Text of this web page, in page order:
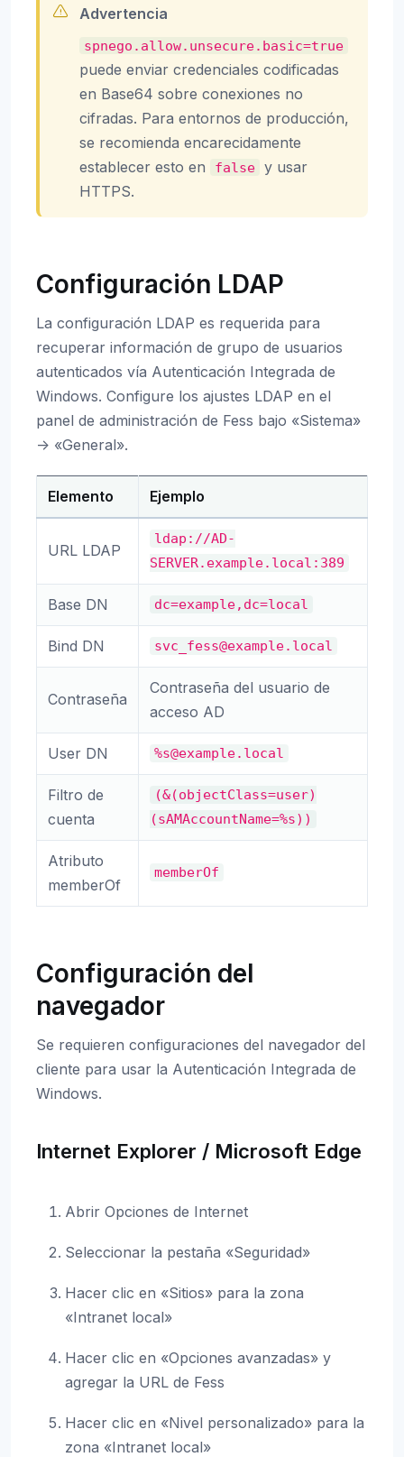
Advertencia
spnego.allow.unsecure.basic=true
puede enviar credenciales codificadas
en Base64 sobre conexiones no
cifradas. Para entornos de producción,
se recomienda encarecidamente
establecer esto en
false y usar
HTTPS.
Configuración LDAP
La configuración LDAP es requerida para
recuperar información de grupo de usuarios
autenticados vía Autenticación Integrada de
Windows. Configure los ajustes LDAP en el
panel de administración de Fess bajo «Sistema»
-> «General».
Elemento Ejemplo
URL LDAP
ldap://AD-
SERVER.example.local:389
Base DN dc=example,dc=local
Bind DN svc_fess@example.local
Contraseña
Contraseña del usuario de
acceso AD
User DN %s@example.local
Filtro de
cuenta
(&(objectClass=user)
(sAMAccountName=%s))
Atributo
memberOf
memberOf
Configuración del
navegador
Se requieren configuraciones del navegador del
cliente para usar la Autenticación Integrada de
Windows.
Internet Explorer / Microsoft Edge
Abrir Opciones de Internet
Seleccionar la pestaña «Seguridad»
Hacer clic en «Sitios» para la zona
«Intranet local»
Hacer clic en «Opciones avanzadas» y
agregar la URL de Fess
Hacer clic en «Nivel personalizado» para la
zona «Intranet local»